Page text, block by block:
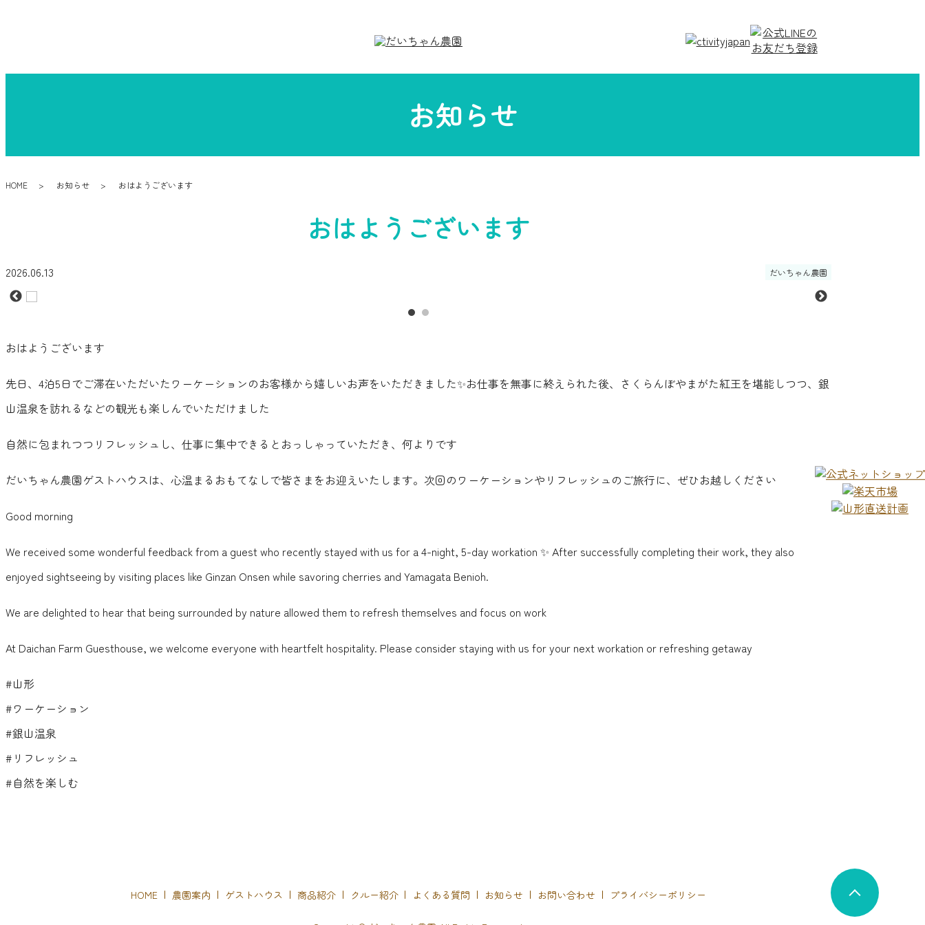
お知らせ
HOME お知らせ おはようございます
おはようございます
2026.06.13 だいちゃん農園
おはようございます
先日、4泊5日でご滞在いただいたワーケーションのお客様から嬉しいお声をいただきました✨お仕事を無事に終えられた後、さくらんぼやまがた紅王を堪能しつつ、銀
山温泉を訪れるなどの観光も楽しんでいただけました
自然に包まれつつリフレッシュし、仕事に集中できるとおっしゃっていただき、何よりです
だいちゃん農園ゲストハウスは、心温まるおもてなしで皆さまをお迎えいたします。次回のワーケーションやリフレッシュのご旅行に、ぜひお越しください️
Good morning
We received some wonderful feedback from a guest who recently stayed with us for a 4-night, 5-day workation ✨ After successfully completing their work, they also
enjoyed sightseeing by visiting places like Ginzan Onsen while savoring cherries and Yamagata Benioh.
We are delighted to hear that being surrounded by nature allowed them to refresh themselves and focus on work
At Daichan Farm Guesthouse, we welcome everyone with heartfelt hospitality. Please consider staying with us for your next workation or refreshing getaway ️
#山形
#ワーケーション
#銀山温泉
#リフレッシュ
#自然を楽しむ
HOME 農園案内 ゲストハウス 商品紹介 クルー紹介 よくある質問 お知らせ お問い合わせ プライバシーポリシー